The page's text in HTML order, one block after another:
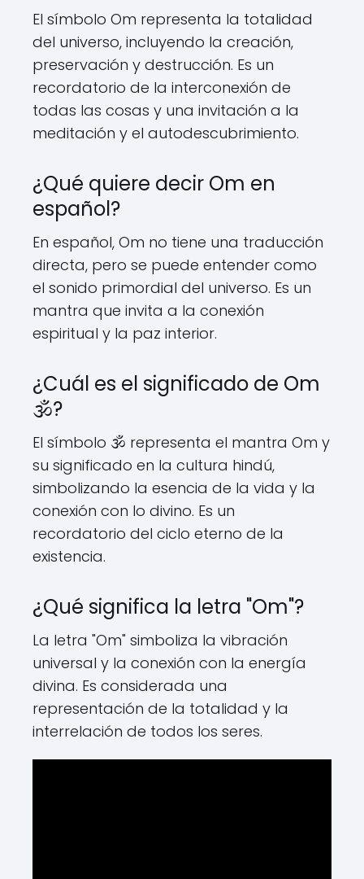
El símbolo Om representa la totalidad
del universo, incluyendo la creación,
preservación y destrucción. Es un
recordatorio de la interconexión de
todas las cosas y una invitación a la
meditación y el autodescubrimiento.
¿Qué quiere decir Om en
español?
En español, Om no tiene una traducción
directa, pero se puede entender como
el sonido primordial del universo. Es un
mantra que invita a la conexión
espiritual y la paz interior.
¿Cuál es el significado de Om
🕉?
El símbolo 🕉 representa el mantra Om y
su significado en la cultura hindú,
simbolizando la esencia de la vida y la
conexión con lo divino. Es un
recordatorio del ciclo eterno de la
existencia.
¿Qué significa la letra "Om"?
La letra "Om" simboliza la vibración
universal y la conexión con la energía
divina. Es considerada una
representación de la totalidad y la
interrelación de todos los seres.